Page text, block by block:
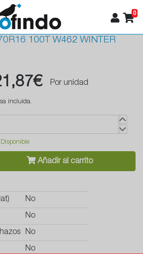
0
100T W462 WINTER
Por unidad
incluida.
Añadir al carrito
No
No
No
No